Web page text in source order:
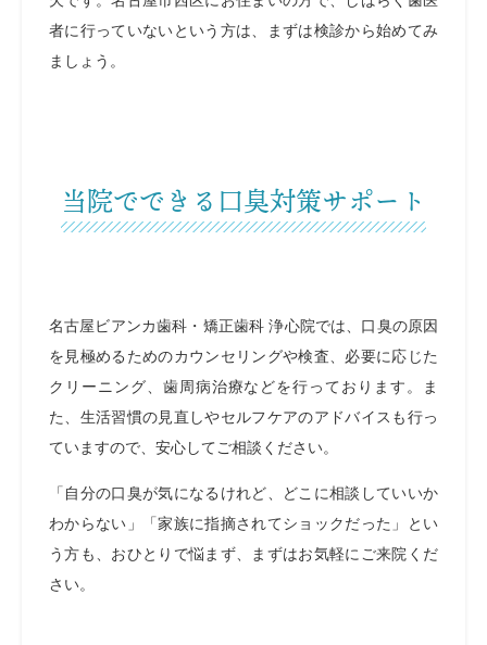
者に行っていないという方は、まずは検診から始めてみ
ましょう。
当院でできる口臭対策サポート
名古屋ビアンカ歯科・矯正歯科 浄心院では、口臭の原因
を見極めるためのカウンセリングや検査、必要に応じた
クリーニング、歯周病治療などを行っております。ま
た、生活習慣の見直しやセルフケアのアドバイスも行っ
ていますので、安心してご相談ください。
「自分の口臭が気になるけれど、どこに相談していいか
わからない」「家族に指摘されてショックだった」とい
う方も、おひとりで悩まず、まずはお気軽にご来院くだ
さい。